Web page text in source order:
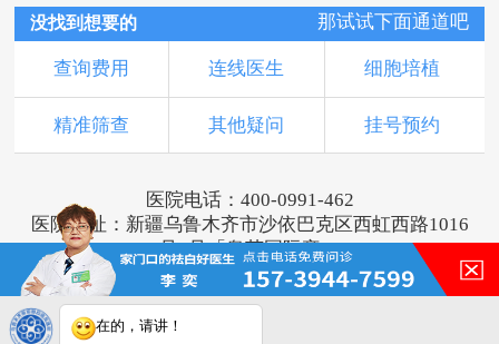
没找到想要的 那试试下面通道吧
查询费用 连线医生 细胞培植
精准筛查 其他疑问 挂号预约
医院电话：400-0991-462
医院地址：新疆乌鲁木齐市沙依巴克区西虹西路1016
号1号「奥莱国际旁」
版权所有：乌鲁木齐新军都皮肤病医院
新ICP备16001749号-2
注：本网站信息仅供参考，不能作为诊断及医疗依
在的，请讲！